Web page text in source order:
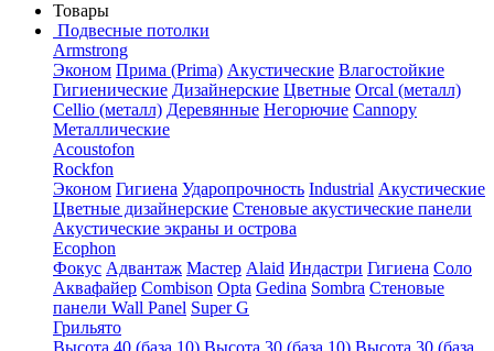
Товары
Подвесные потолки
Armstrong
Эконом Прима (Prima) Акустические Влагостойкие
Гигиенические Дизайнерские Цветные Orcal (металл)
Cellio (металл) Деревянные Негорючие Cannopy
Металлические
Acoustofon
Rockfon
Эконом Гигиена Ударопрочность Industrial Акустические
Цветные дизайнерские Стеновые акустические панели
Акустические экраны и острова
Ecophon
Фокус Адвантаж Мастер Alaid Индастри Гигиена Соло
Аквафайер Combison Opta Gedina Sombra Стеновые
панели Wall Panel Super G
Грильято
Высота 40 (база 10) Высота 30 (база 10) Высота 30 (база